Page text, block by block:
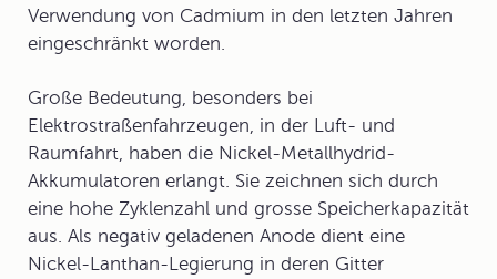
Verwendung von Cadmium in den letzten Jahren
eingeschränkt worden.
Große Bedeutung, besonders bei
Elektrostraßenfahrzeugen, in der Luft- und
Raumfahrt, haben die Nickel-Metallhydrid-
Akkumulatoren erlangt. Sie zeichnen sich durch
eine hohe Zyklenzahl und grosse Speicherkapazität
aus. Als negativ geladenen Anode dient eine
Nickel-Lanthan-Legierung in deren Gitter